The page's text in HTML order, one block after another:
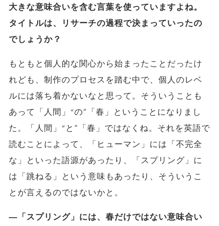
大きな意味合いを含む言葉を使っていますよね。
タイトルは、リサーチの過程で決まっていったの
でしょうか？
もともと個人的な関心から始まったことだったけ
れども、制作のプロセスを踏む中で、個人のレベ
ルには落ち着かないなと思って。そういうことも
あって「人間」“の”「春」ということになりまし
た。「人間」“と”「春」ではなくね。それを英語で
読むことによって、「ヒューマン」には「不完全
な」といった語源があったり、「スプリング」に
は「跳ねる」という意味もあったり、そういうこ
とが言えるのではないかと。
―「スプリング」には、春だけではない意味合い